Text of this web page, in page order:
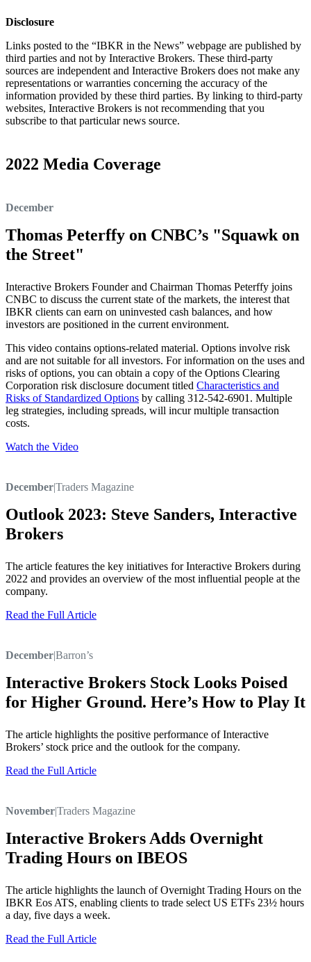
Disclosure
Links posted to the “IBKR in the News” webpage are published by
third parties and not by Interactive Brokers. These third-party
sources are independent and Interactive Brokers does not make any
representations or warranties concerning the accuracy of the
information provided by these third parties. By linking to third-party
websites, Interactive Brokers is not recommending that you
subscribe to that particular news source.
2022 Media Coverage
December
Thomas Peterffy on CNBC’s "Squawk on
the Street"
Interactive Brokers Founder and Chairman Thomas Peterffy joins
CNBC to discuss the current state of the markets, the interest that
IBKR clients can earn on uninvested cash balances, and how
investors are positioned in the current environment.
This video contains options-related material. Options involve risk
and are not suitable for all investors. For information on the uses and
risks of options, you can obtain a copy of the Options Clearing
Corporation risk disclosure document titled Characteristics and
Risks of Standardized Options by calling 312-542-6901. Multiple
leg strategies, including spreads, will incur multiple transaction
costs.
Watch the Video
December|Traders Magazine
Outlook 2023: Steve Sanders, Interactive
Brokers
The article features the key initiatives for Interactive Brokers during
2022 and provides an overview of the most influential people at the
company.
Read the Full Article
December|Barron’s
Interactive Brokers Stock Looks Poised
for Higher Ground. Here’s How to Play It
The article highlights the positive performance of Interactive
Brokers’ stock price and the outlook for the company.
Read the Full Article
November|Traders Magazine
Interactive Brokers Adds Overnight
Trading Hours on IBEOS
The article highlights the launch of Overnight Trading Hours on the
IBKR Eos ATS, enabling clients to trade select US ETFs 23½ hours
a day, five days a week.
Read the Full Article